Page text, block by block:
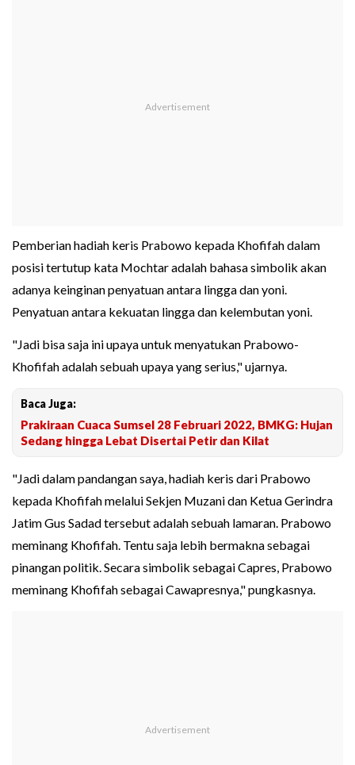
Pemberian hadiah keris Prabowo kepada Khofifah dalam
posisi tertutup kata Mochtar adalah bahasa simbolik akan
adanya keinginan penyatuan antara lingga dan yoni.
Penyatuan antara kekuatan lingga dan kelembutan yoni.
"Jadi bisa saja ini upaya untuk menyatukan Prabowo-
Khofifah adalah sebuah upaya yang serius," ujarnya.
Baca Juga:
Prakiraan Cuaca Sumsel 28 Februari 2022, BMKG: Hujan
Sedang hingga Lebat Disertai Petir dan Kilat
"Jadi dalam pandangan saya, hadiah keris dari Prabowo
kepada Khofifah melalui Sekjen Muzani dan Ketua Gerindra
Jatim Gus Sadad tersebut adalah sebuah lamaran. Prabowo
meminang Khofifah. Tentu saja lebih bermakna sebagai
pinangan politik. Secara simbolik sebagai Capres, Prabowo
meminang Khofifah sebagai Cawapresnya," pungkasnya.